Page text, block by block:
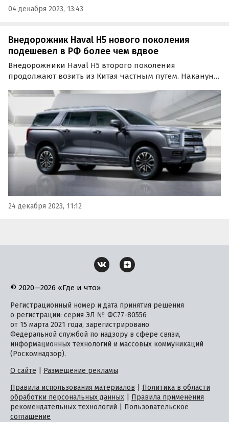
04 декабря 2023, 13:43
Внедорожник Haval H5 нового поколения
подешевел в РФ более чем вдвое
Внедорожники Haval H5 второго поколения
продолжают возить из Китая частным путем. Накануне
просили 5 300 000 рублей, то сейчас самый дешевый
экземпляр выставлен на продажу за 2 600 000 рублей…
24 декабря 2023, 11:12
© 2020—2026 «Где и что»
Регистрационный номер и дата принятия решения
о регистрации: серия ЭЛ № ФС77-80556
от 15 марта 2021 года, зарегистрировано
Федеральной службой по надзору в сфере связи,
информационных технологий и массовых коммуникаций
(Роскомнадзор).
О сайте
Размещение рекламы
Правила использования материалов
Политика в области
обработки персональных данных
Правила применения
рекомендательных технологий
Пользовательское
соглашение